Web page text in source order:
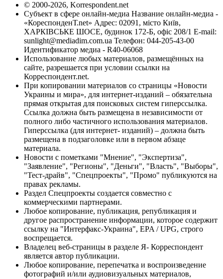
© 2000-2026, Korrespondent.net
Субъект в сфере онлайн-медиа Название онлайн-медиа -
«КореспонденТ.net» Адрес: 02091, місто Київ,
ХАРКІВСЬКЕ ШОСЕ, будинок 172-Б, офіс 208/1 E-mail:
sunlight@mediadim.com.ua Телефон: 044-205-43-00
Идентификатор медиа - R40-06068
Использование любых материалов, размещённых на
сайте, разрешается при условии ссылки на
Корреспондент.net.
При копировании материалов со страницы «Новости
Украины и мира», для интернет-изданий – обязательна
прямая открытая для поисковых систем гиперссылка.
Ссылка должна быть размещена в независимости от
полного либо частичного использования материалов.
Гиперссылка (для интернет- изданий) – должна быть
размещена в подзаголовке или в первом абзаце
материала.
Новости с пометками "Мнение", "Экспертиза",
"Заявление", "Регионы", "Деньги", "Власть", "Выборы",
"Тест-драйв", "Спецпроекты", "Промо" публикуются на
правах рекламы.
Раздел Спецпроекты создается совместно с
коммерческими партнерами.
Любое копирование, публикация, републикация и
другое распространение информации, которое содержит
ссылку на "Интерфакс-Украина", EPA / UPG, строго
воспрещается.
Владелец веб-страницы в разделе Я- Корреспондент
является автор публикации.
Любое копирование, перепечатка и воспроизведение
фотографий и/или аудиовизуальных материалов,